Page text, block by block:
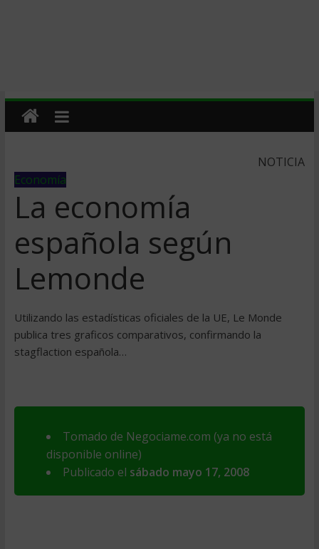
NOTICIA
Economía
La economí­a
española según
Lemonde
Utilizando las estadí­sticas oficiales de la UE, Le Monde
publica tres graficos comparativos, confirmando la
stagflaction española…
Tomado de Negociame.com (ya no está
disponible online)
Publicado el sábado mayo 17, 2008